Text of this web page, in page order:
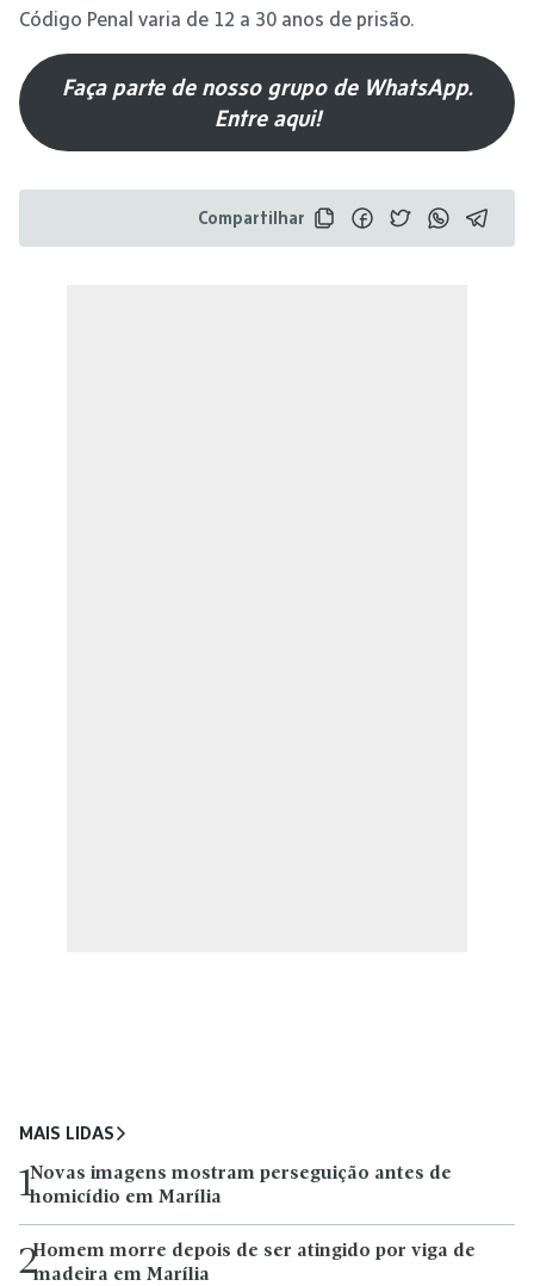
Código Penal varia de 12 a 30 anos de prisão.
Faça parte de nosso grupo de WhatsApp.
Entre aqui!
Compartilhar
MAIS LIDAS
1Novas imagens mostram perseguição antes de
homicídio em Marília
2Homem morre depois de ser atingido por viga de
madeira em Marília